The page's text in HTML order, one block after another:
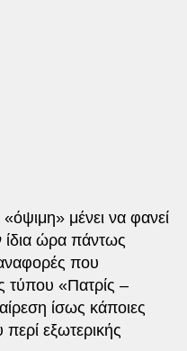
μένει να φανεί
ίδια ώρα πάντως
που
τύπου «Πατρίς –
ίσως κάποιες
περί εξωτερικής